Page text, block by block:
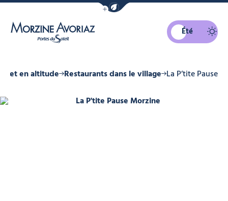
Afficher la barre de navigation du
Été
et en altitude Restaurants dans le village La P’tite Pause
La P'tite Pause Morzine, © La P'tite